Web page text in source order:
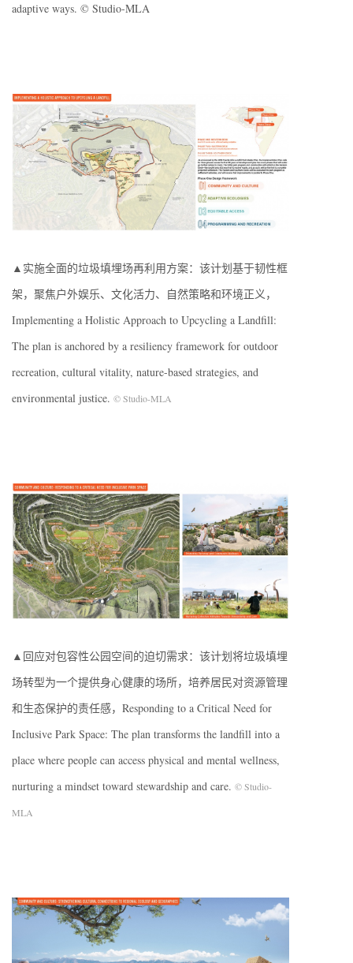
adaptive ways. © Studio-MLA
▲实施全面的垃圾填埋场再利用方案：该计划基于韧性框
架，聚焦户外娱乐、文化活力、自然策略和环境正义，
Implementing a Holistic Approach to Upcycling a Landfill:
The plan is anchored by a resiliency framework for outdoor
recreation, cultural vitality, nature-based strategies, and
environmental justice. © Studio-MLA
▲回应对包容性公园空间的迫切需求：该计划将垃圾填埋
场转型为一个提供身心健康的场所，培养居民对资源管理
和生态保护的责任感，Responding to a Critical Need for
Inclusive Park Space: The plan transforms the landfill into a
place where people can access physical and mental wellness,
nurturing a mindset toward stewardship and care. © Studio-
MLA